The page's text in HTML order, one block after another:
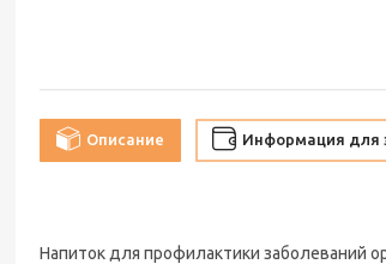
Описание Информация для
Напиток для профилактики заболеваний